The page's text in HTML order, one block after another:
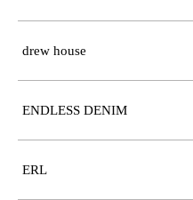
drew house
ENDLESS DENIM
ERL